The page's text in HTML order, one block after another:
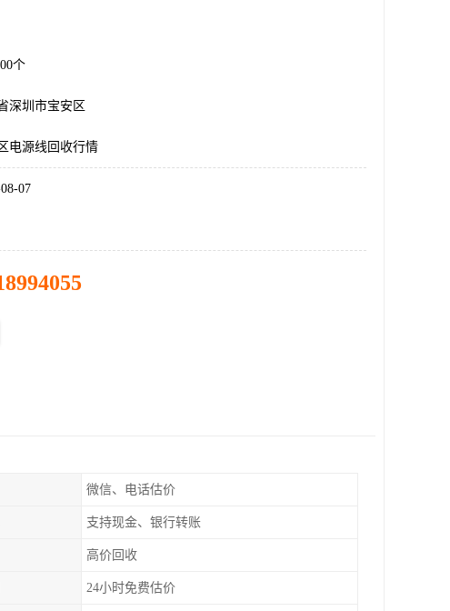
个
深圳市宝安区
电源线回收行情
07
微信、电话估价
支持现金、银行转账
高价回收
24小时免费估价